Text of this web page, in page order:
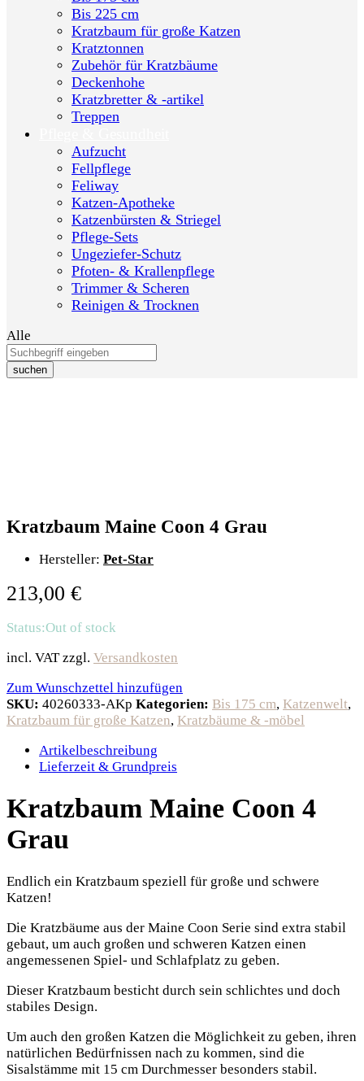
Bis 225 cm
Kratzbaum für große Katzen
Kratztonnen
Zubehör für Kratzbäume
Deckenhohe
Kratzbretter & -artikel
Treppen
Aufzucht
Fellpflege
Feliway
Katzen-Apotheke
Katzenbürsten & Striegel
Pflege-Sets
Ungeziefer-Schutz
Pfoten- & Krallenpflege
Trimmer & Scheren
Reinigen & Trocknen
Alle
suchen
Kratzbaum Maine Coon 4 Grau
Hersteller: Pet-Star
213,00 €
Status:Out of stock
incl. VAT zzgl. Versandkosten
Zum Wunschzettel hinzufügen
SKU: 40260333-AKp Kategorien: Bis 175 cm, Katzenwelt,
Kratzbaum für große Katzen, Kratzbäume & -möbel
Artikelbeschreibung
Lieferzeit & Grundpreis
Kratzbaum Maine Coon 4
Grau
Endlich ein Kratzbaum speziell für große und schwere
Katzen!
Die Kratzbäume aus der Maine Coon Serie sind extra stabil
gebaut, um auch großen und schweren Katzen einen
angemessenen Spiel- und Schlafplatz zu geben.
Dieser Kratzbaum besticht durch sein schlichtes und doch
stabiles Design.
Um auch den großen Katzen die Möglichkeit zu geben, ihren
natürlichen Bedürfnissen nach zu kommen, sind die
Sisalstämme mit 15 cm Durchmesser besonders stabil.